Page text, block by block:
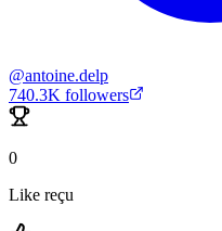
@antoine.delp
740.3K followers
0
Like reçu